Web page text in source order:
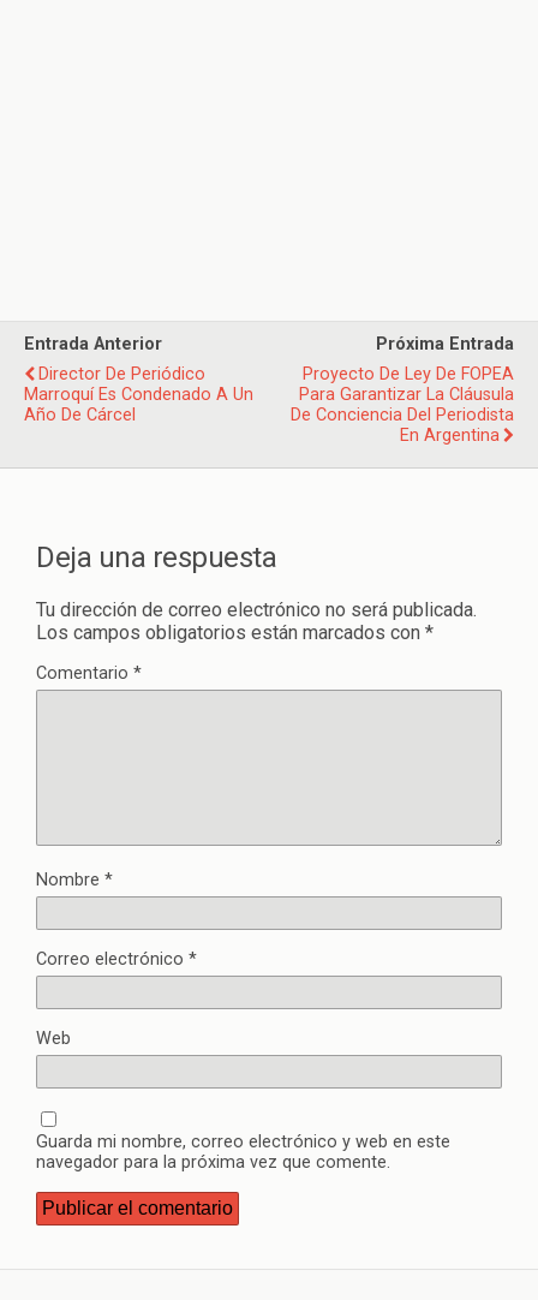
Entrada Anterior
Director De Periódico
Marroquí Es Condenado A Un
Año De Cárcel
Próxima Entrada
Proyecto De Ley De FOPEA
Para Garantizar La Cláusula
De Conciencia Del Periodista
En Argentina
Deja una respuesta
Tu dirección de correo electrónico no será publicada.
Los campos obligatorios están marcados con *
Comentario *
Nombre *
Correo electrónico *
Web
Guarda mi nombre, correo electrónico y web en este
navegador para la próxima vez que comente.